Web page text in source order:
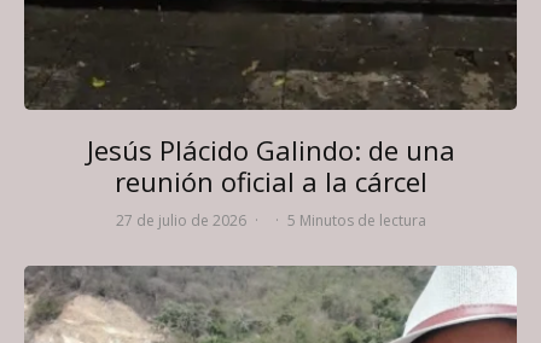
Jesús Plácido Galindo: de una
reunión oficial a la cárcel
27 de julio de 2026 · · 5 Minutos de lectura